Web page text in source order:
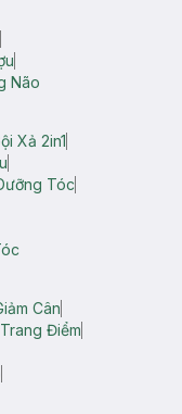
Não
Xả 2in1
Tóc
Cân
Điểm